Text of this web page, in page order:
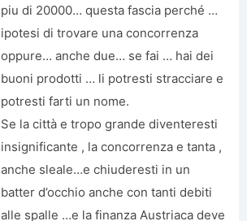
piu di 20000… questa fascia perché …
ipotesi di trovare una concorrenza
oppure… anche due… se fai … hai dei
buoni prodotti … li potresti stracciare e
potresti farti un nome.
Se la città e tropo grande diventeresti
insignificante , la concorrenza e tanta ,
anche sleale…e chiuderesti in un
batter d’occhio anche con tanti debiti
alle spalle …e la finanza Austriaca deve